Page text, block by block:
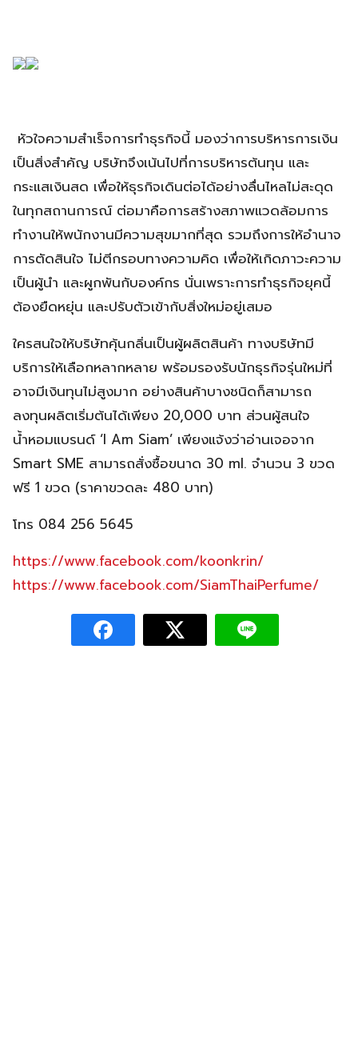
หัวใจความสำเร็จการทำธุรกิจนี้ มองว่าการบริหารการเงิน
เป็นสิ่งสำคัญ บริษัทจึงเน้นไปที่การบริหารต้นทุน และ
กระแสเงินสด เพื่อให้ธุรกิจเดินต่อได้อย่างลื่นไหลไม่สะดุด
ในทุกสถานการณ์ ต่อมาคือการสร้างสภาพแวดล้อมการ
ทำงานให้พนักงานมีความสุขมากที่สุด รวมถึงการให้อำนาจ
การตัดสินใจ ไม่ตีกรอบทางความคิด เพื่อให้เกิดภาวะความ
เป็นผู้นำ และผูกพันกับองค์กร นั่นเพราะการทำธุรกิจยุคนี้
ต้องยืดหยุ่น และปรับตัวเข้ากับสิ่งใหม่อยู่เสมอ
ใครสนใจให้บริษัทคุ้นกลิ่นเป็นผู้ผลิตสินค้า ทางบริษัทมี
บริการให้เลือกหลากหลาย พร้อมรองรับนักธุรกิจรุ่นใหม่ที่
อาจมีเงินทุนไม่สูงมาก อย่างสินค้าบางชนิดก็สามารถ
ลงทุนผลิตเริ่มต้นได้เพียง 20,000 บาท ส่วนผู้สนใจ
น้ำหอมแบรนด์ ‘I Am Siam’ เพียงแจ้งว่าอ่านเจอจาก
Smart SME สามารถสั่งซื้อขนาด 30 ml. จำนวน 3 ขวด
ฟรี 1 ขวด (ราคาขวดละ 480 บาท)
โทร 084 256 5645
https://www.facebook.com/koonkrin/
https://www.facebook.com/SiamThaiPerfume/